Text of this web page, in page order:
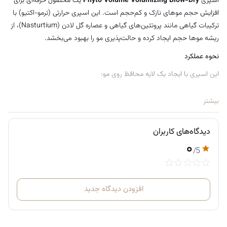
تولید فرانسه
افزایش حجم موهای نازک و کم‌حجم است. این اسپری حرارتی (ترمو-اکتیو) با
ترکیبات گیاهی مانند پروتئین‌های گیاهی و عصاره گل لادن (Nasturtium)، از
ریشه موها حجم ایجاد کرده و حالت‌پذیری مو را بهبود می‌بخشد.
نحوه عملکرد
این اسپری با ایجاد یک لایه محافظ روی مو:
باعث حفظ حجم و حالت مو در طول زمان می‌شود
در عین حال حرکت طبیعی مو را حفظ می‌کند
حجم‌دهی واقعی بدون سنگین شدن
برخلاف بسیاری از اسپری‌ها:
خشک یا چسبناک نمی‌کند
حجم ایجاد شدهطبیعی و متحرکاست
مو حالت «کلاه‌خودی» یا مصنوعی نمی‌گیرد
بیشتر
دیدگاه‌های کاربران
۰/5
افزودن دیدگاه جدید